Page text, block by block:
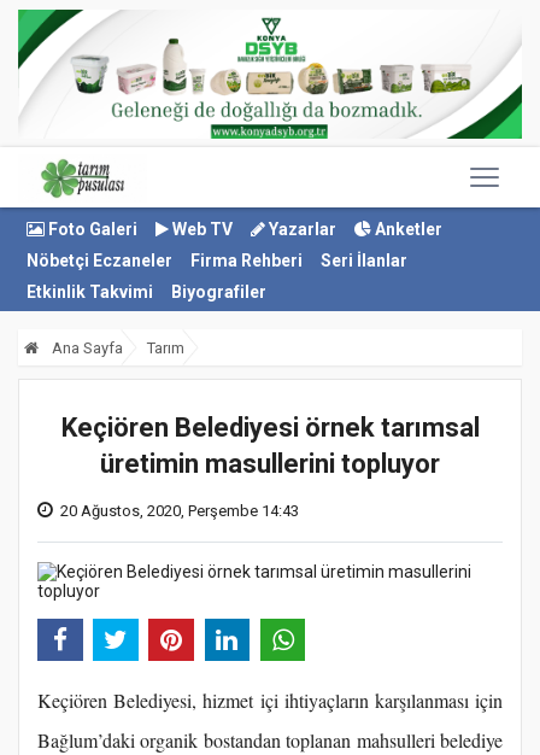
Foto Galeri Web TV Yazarlar
Anketler
Nöbetçi Eczaneler
Firma Rehberi
Seri İlanlar
Etkinlik Takvimi
Biyografiler
Ana Sayfa Tarım
Keçiören Belediyesi örnek tarımsal
üretimin masullerini topluyor
20 Ağustos, 2020, Perşembe 14:43
Keçiören Belediyesi, hizmet içi ihtiyaçların karşılanması için
Bağlum’daki organik bostandan toplanan mahsulleri belediye